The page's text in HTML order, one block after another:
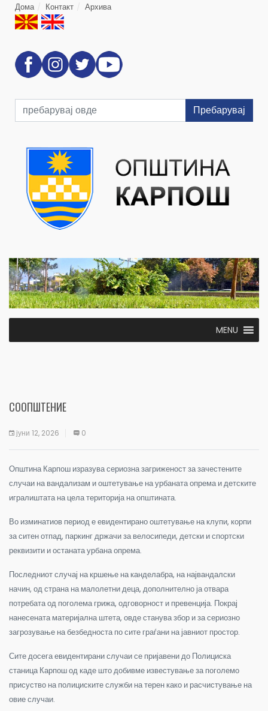
Дома Контакт Архива
Пребарувај
MENU
СООПШТЕНИЕ
јуни 12, 2026 0
Општина Карпош изразува сериозна загриженост за зачестените
случаи на вандализам и оштетување на урбаната опрема и детските
игралиштата на цела територија на општината.
Во изминатиов период е евидентирано оштетување на клупи, корпи
за ситен отпад, паркинг држачи за велосипеди, детски и спортски
реквизити и останата урбана опрема.
Последниот случај на кршење на канделабра, на највандалски
начин, од страна на малолетни деца, дополнително ја отвара
потребата од поголема грижа, одговорност и превенција. Покрај
нанесената материјална штета, овде станува збор и за сериозно
загрозување на безбедноста по сите граѓани на јавниот простор.
Сите досега евидентирани случаи се пријавени до Полициска
станица Карпош од каде што добивме известување за поголемо
присуство на полициските служби на терен како и расчистување на
овие случаи.